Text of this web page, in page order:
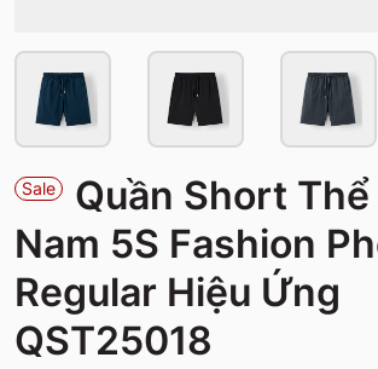
Sale
Quần Short
Nam 5S Fashion
Regular Hiệu Ứng
QST25018